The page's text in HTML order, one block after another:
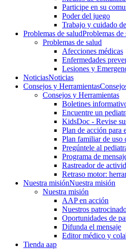
Participe en su
Poder del juego
Trabajo y cuidado
Problemas de saludProblemas de
Problemas de salud
Afecciones médicas
Enfermedades
Lesiones y
NoticiasNoticias
Consejos y Herramientas
Consejos y Herramientas
Boletines
Encuentre un
KidsDoc - Revise
Plan de acción para
Plan familiar de uso
Pregúntele al
Programa de
Rastre​​ador de
Retraso motor:
Nuestra misiónNuestra misión
Nuestra misión
AAP en acción
Nuestros
Oportunidades de
Difunda el mensaje
Editor médico y
Tienda aap